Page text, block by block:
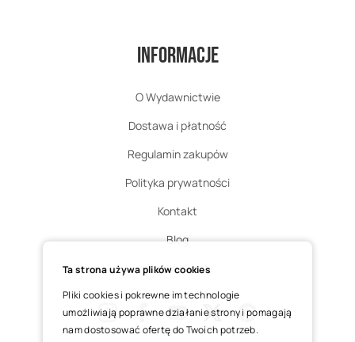
Informacje
O Wydawnictwie
Dostawa i płatność
Regulamin zakupów
Polityka prywatności
Kontakt
Blog
Zgłoś zwrot
InstagramFacebookYoutube
X Pinterest
Ta strona używa plików cookies
Pliki cookies i pokrewne im technologie
umożliwiają poprawne działanie strony i pomagają
nam dostosować ofertę do Twoich potrzeb.